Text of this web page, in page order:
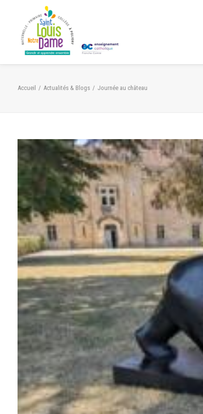
Accueil Actualités & Blogs Journée au château
Panneau de gestion des cookies